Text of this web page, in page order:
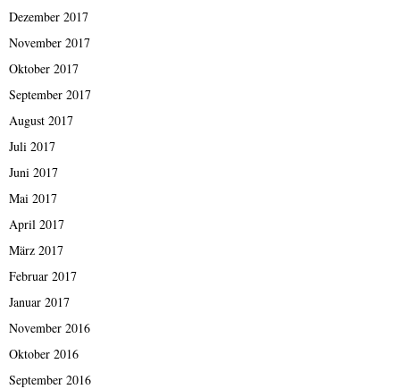
Dezember 2017
November 2017
Oktober 2017
September 2017
August 2017
Juli 2017
Juni 2017
Mai 2017
April 2017
März 2017
Februar 2017
Januar 2017
November 2016
Oktober 2016
September 2016